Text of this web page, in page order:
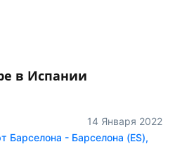
в Испании
14 Января 2022
Барселона - Барселона (ES),